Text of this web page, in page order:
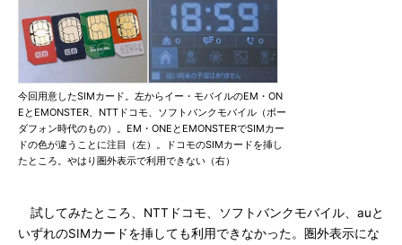
今回用意したSIMカード。左からイー・モバイルのEM・ON
EとEMONSTER、NTTドコモ、ソフトバンクモバイル（ボー
ダフォン時代のもの）。EM・ONEとEMONSTERでSIMカー
ドの色が違うことに注目（左）。ドコモのSIMカードを挿し
たところ。やはり圏外表示で利用できない（右）
試してみたところ、NTTドコモ、ソフトバンクモバイル、auと
いずれのSIMカードを挿しても利用できなかった。圏外表示にな